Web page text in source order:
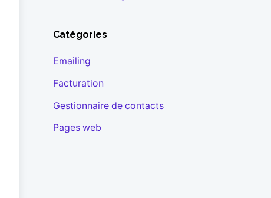
Catégories
Emailing
Facturation
Gestionnaire de contacts
Pages web